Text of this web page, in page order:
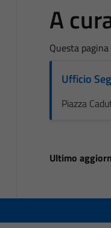
A
Questa
Ufficio
Piazza
Ultimo